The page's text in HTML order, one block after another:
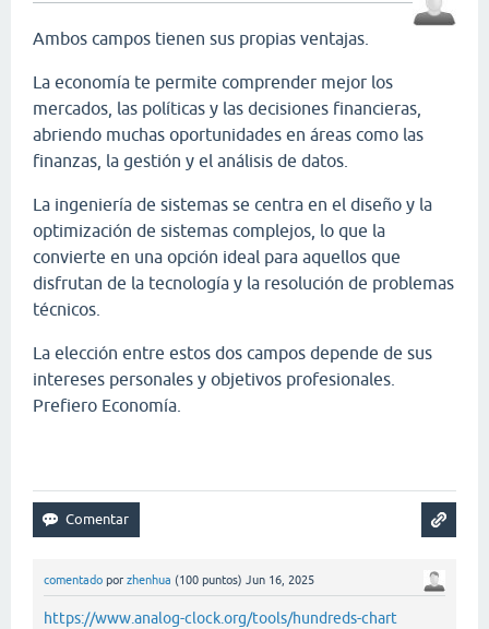
Ambos campos tienen sus propias ventajas.
La economía te permite comprender mejor los
mercados, las políticas y las decisiones financieras,
abriendo muchas oportunidades en áreas como las
finanzas, la gestión y el análisis de datos.
La ingeniería de sistemas se centra en el diseño y la
optimización de sistemas complejos, lo que la
convierte en una opción ideal para aquellos que
disfrutan de la tecnología y la resolución de problemas
técnicos.
La elección entre estos dos campos depende de sus
intereses personales y objetivos profesionales.
Prefiero Economía.
comentado por zhenhua (100 puntos) Jun 16, 2025
https://www.analog-clock.org/tools/hundreds-chart